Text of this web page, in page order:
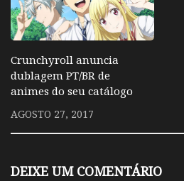
Crunchyroll anuncia
dublagem PT/BR de
animes do seu catálogo
AGOSTO 27, 2017
DEIXE UM COMENTÁRIO